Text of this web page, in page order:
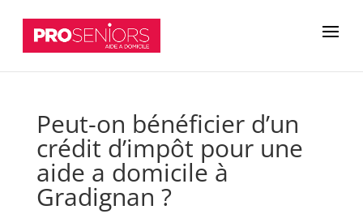
Peut-on bénéficier d’un
crédit d’impôt pour une
aide a domicile à
Gradignan ?